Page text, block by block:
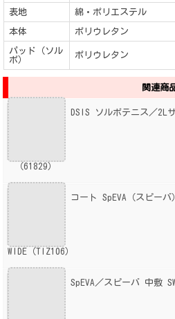
表地 綿・ポリエステル
本体 ポリウレタン
パッド（ソル
ボ）
ポリウレタン
関連商
DSIS ソルボテニス／2L
コート SpEVA（スピーバ
SpEVA／スピーバ 中敷